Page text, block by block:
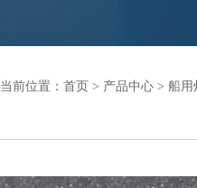
当前位置： 首页 > 产品中心 > 船用